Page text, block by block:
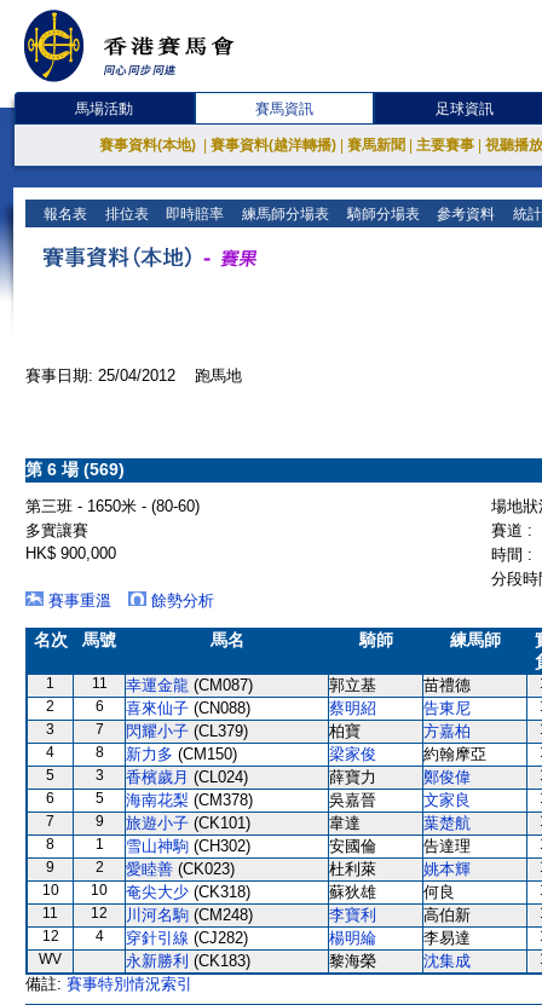
馬場活動 賽馬資訊 足球資訊
賽事資料(本地) 賽事資料(越洋轉播) 賽馬新聞 主要賽事 視聽播
報名表 排位表 即時賠率 練馬師分場表 騎師分場表 參考資料 統
賽事日期: 25/04/2012 跑馬地
第 6 場 (569)
第三班 - 1650米 - (80-60)
場地
多實讓賽
賽道 :
HK$ 900,000
時間 :
分段
賽事重溫
餘勢分析
名次 馬號 馬名 騎師 練馬師
1 11 幸運金龍 (CM087) 郭立基 苗禮德
2
6 喜來仙子 (CN088) 蔡明紹 告東尼
3
7 閃耀小子 (CL379) 柏寶 方嘉柏
4
8 新力多 (CM150) 梁家俊 約翰摩亞
5
3 香檳歲月 (CL024) 薛寶力 鄭俊偉
6
5 海南花梨 (CM378) 吳嘉晉 文家良
7
9 旅遊小子 (CK101) 韋達 葉楚航
8
1 雪山神駒 (CH302) 安國倫 告達理
9
2 愛睦善 (CK023) 杜利萊 姚本輝
10
10 奄尖大少 (CK318) 蘇狄雄 何良
11
12 川河名駒 (CM248) 李寶利 高伯新
12
4 穿針引線 (CJ282) 楊明綸 李易達
WV
永新勝利 (CK183) 黎海榮 沈集成
備註: 賽事特別情況索引